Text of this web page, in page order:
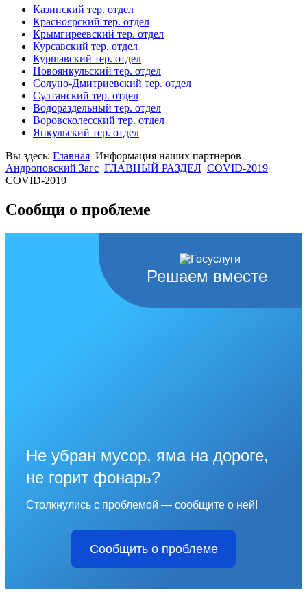
Казинский тер. отдел
Красноярский тер. отдел
Крымгиреевский тер. отдел
Курсавский тер. отдел
Куршавский тер. отдел
Новоянкульский тер. отдел
Солуно-Дмитриевский тер. отдел
Султанский тер. отдел
Водораздельный тер. отдел
Воровсколесский тер. отдел
Янкульский тер. отдел
Вы здесь: Главная Информация наших партнеров
Андроповский Загс ГЛАВНЫЙ РАЗДЕЛ COVID-2019
COVID-2019
Сообщи о проблеме
Решаем вместе
Не убран мусор, яма на дороге,
не горит фонарь?
Столкнулись с проблемой — сообщите о ней!
Сообщить о проблеме